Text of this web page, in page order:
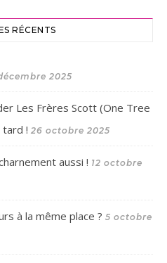
RÉCENTS
2025
Les Frères Scott (One Tree
tard ! 26 octobre 2025
aussi ! 12 octobre
à la même place ? 5 octobre